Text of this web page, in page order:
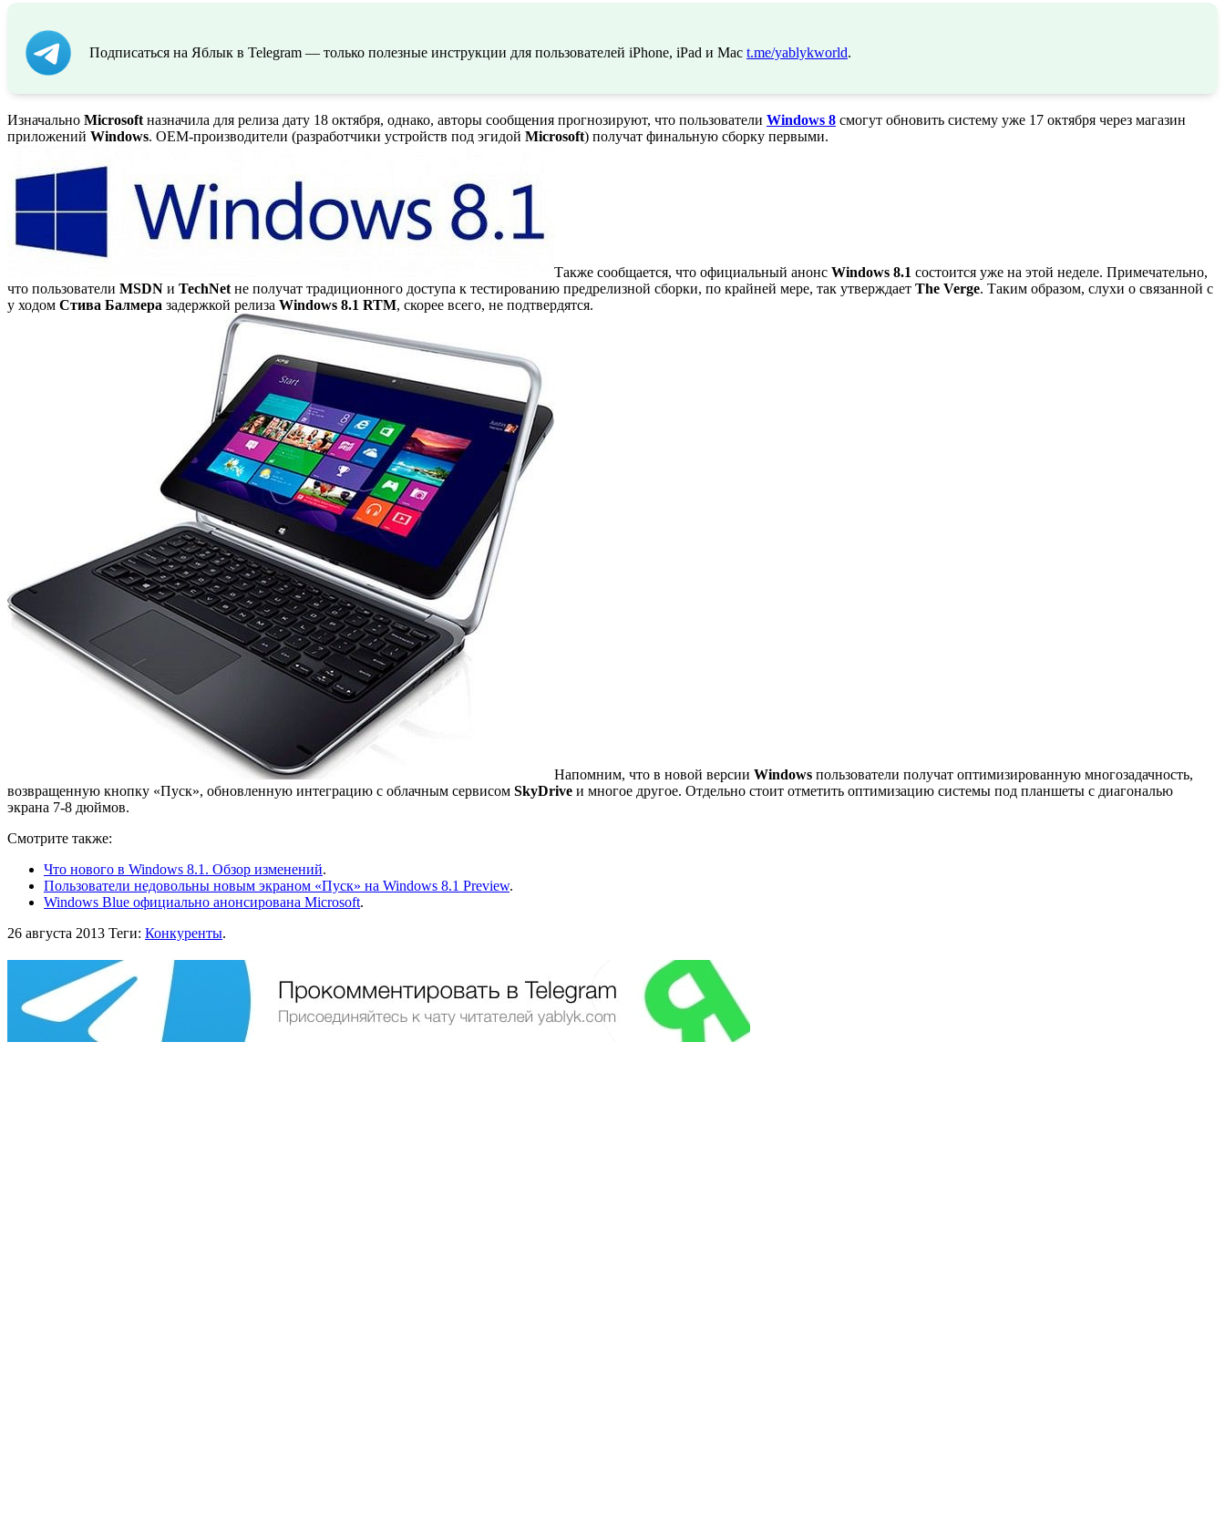
Подписаться на Яблык в Telegram — только полезные инструкции для пользователей iPhone, iPad и Mac t.me/yablykworld.
Изначально Microsoft назначила для релиза дату 18 октября, однако, авторы сообщения прогнозируют, что пользователи Windows 8 смогут обновить систему уже 17 октября через магазин
приложений Windows. OEM-производители (разработчики устройств под эгидой Microsoft) получат финальную сборку первыми.
Также сообщается, что официальный анонс Windows 8.1 состоится уже на этой неделе. Примечательно,
что пользователи MSDN и TechNet не получат традиционного доступа к тестированию предрелизной сборки, по крайней мере, так утверждает The Verge. Таким образом, слухи о связанной с
у ходом Стива Балмера задержкой релиза Windows 8.1 RTM, скорее всего, не подтвердятся.
Напомним, что в новой версии Windows пользователи получат оптимизированную многозадачность,
возвращенную кнопку «Пуск», обновленную интеграцию с облачным сервисом SkyDrive и многое другое. Отдельно стоит отметить оптимизацию системы под планшеты с диагональю
экрана 7-8 дюймов.
Смотрите также:
Что нового в Windows 8.1. Обзор изменений.
Пользователи недовольны новым экраном «Пуск» на Windows 8.1 Preview.
Windows Blue официально анонсирована Microsoft.
26 августа 2013 Теги: Конкуренты.